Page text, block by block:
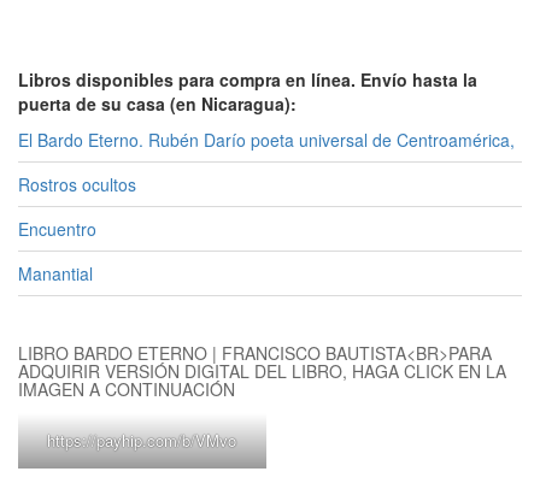
Libros disponibles para compra en línea. Envío hasta la
puerta de su casa (en Nicaragua):
El Bardo Eterno. Rubén Darío poeta universal de Centroamérica,
Rostros ocultos
Encuentro
Manantial
LIBRO BARDO ETERNO | FRANCISCO BAUTISTA<BR>PARA
ADQUIRIR VERSIÓN DIGITAL DEL LIBRO, HAGA CLICK EN LA
IMAGEN A CONTINUACIÓN
https://payhip.com/b/VMvo